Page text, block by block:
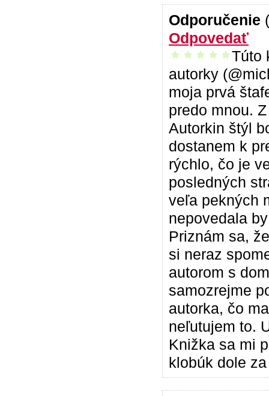
Odporučenie
Odpovedať
vrelo odporúčam
Túto
autorky
moja prvá
predo mnou.
Autorkin štýl
dostanem k
rýchlo, čo je
posledných
veľa pekných
nepovedala
Priznám sa,
si neraz
autorom s
samozrejme
autorka, čo
neľutujem to.
Knižka sa mi
klobúk dole